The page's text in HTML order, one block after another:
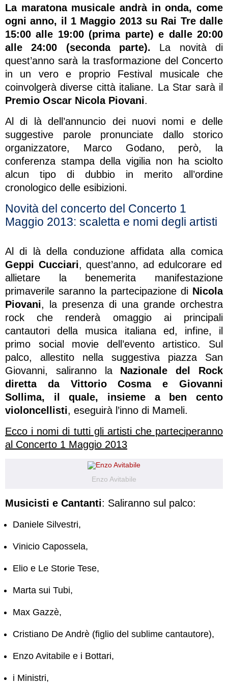
La maratona musicale andrà in onda, come
ogni anno, il 1 Maggio 2013 su Rai Tre dalle
15:00 alle 19:00 (prima parte) e dalle 20:00
alle 24:00 (seconda parte). La novità di
quest’anno sarà la trasformazione del Concerto
in un vero e proprio Festival musicale che
coinvolgerà diverse città italiane. La Star sarà il
Premio Oscar Nicola Piovani.
Al di là dell’annuncio dei nuovi nomi e delle
suggestive parole pronunciate dallo storico
organizzatore, Marco Godano, però, la
conferenza stampa della vigilia non ha sciolto
alcun tipo di dubbio in merito all’ordine
cronologico delle esibizioni.
Novità del concerto del Concerto 1
Maggio 2013: scaletta e nomi degli artisti
Al di là della conduzione affidata alla comica
Geppi Cucciari, quest’anno, ad edulcorare ed
allietare la benemerita manifestazione
primaverile saranno la partecipazione di Nicola
Piovani, la presenza di una grande orchestra
rock che renderà omaggio ai principali
cantautori della musica italiana ed, infine, il
primo social movie dell’evento artistico. Sul
palco, allestito nella suggestiva piazza San
Giovanni, saliranno la Nazionale del Rock
diretta da Vittorio Cosma e Giovanni
Sollima, il quale, insieme a ben cento
violoncellisti, eseguirà l’inno di Mameli.
Ecco i nomi di tutti gli artisti che parteciperanno
al Concerto 1 Maggio 2013
Enzo Avitabile
Musicisti e Cantanti: Saliranno sul palco:
Daniele Silvestri,
Vinicio Capossela,
Elio e Le Storie Tese,
Marta sui Tubi,
Max Gazzè,
Cristiano De Andrè (figlio del sublime cantautore),
Enzo Avitabile e i Bottari,
i Ministri,